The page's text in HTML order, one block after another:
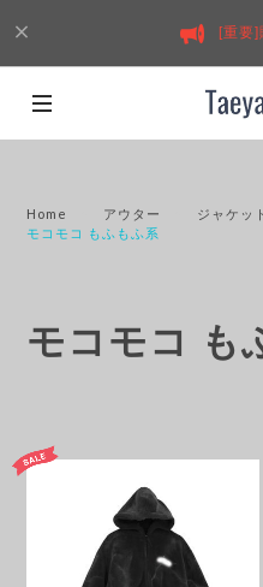
[重要]
Home アウター
ジャケッ
モコモコ もふもふ系
モコモコ も